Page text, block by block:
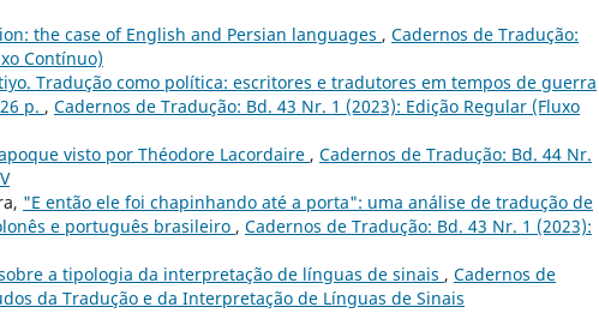
the case of English and Persian languages , Cadernos de Tradução:
Contínuo)
Tradução como política: escritores e tradutores em tempos de guerra
p. , Cadernos de Tradução: Bd. 43 Nr. 1 (2023): Edição Regular (Fluxo
visto por Théodore Lacordaire , Cadernos de Tradução: Bd. 44 Nr.
"E então ele foi chapinhando até a porta": uma análise de tradução de
e português brasileiro , Cadernos de Tradução: Bd. 43 Nr. 1 (2023):
a tipologia da interpretação de línguas de sinais , Cadernos de
da Tradução e da Interpretação de Línguas de Sinais